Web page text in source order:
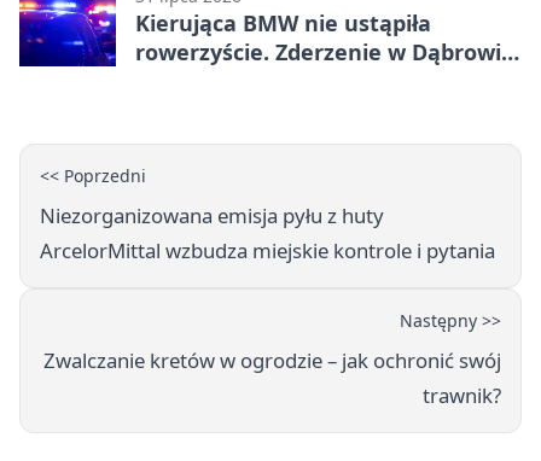
Kierująca BMW nie ustąpiła
rowerzyście. Zderzenie w Dąbrowie
<< Poprzedni
Niezorganizowana emisja pyłu z huty
ArcelorMittal wzbudza miejskie kontrole i pytania
Następny >>
Zwalczanie kretów w ogrodzie – jak ochronić swój
trawnik?